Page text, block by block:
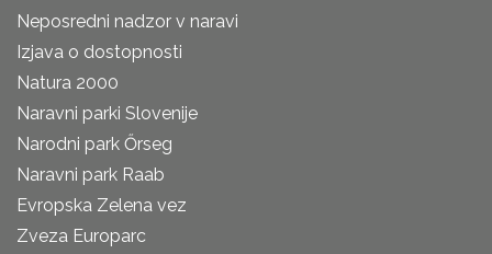
Neposredni nadzor v naravi
Izjava o dostopnosti
Natura 2000
Naravni parki Slovenije
Narodni park Őrseg
Naravni park Raab
Evropska Zelena vez
Zveza Europarc